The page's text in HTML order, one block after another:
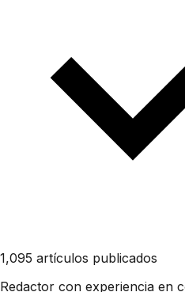
1,095 artículos publicados
Redactor con experiencia en